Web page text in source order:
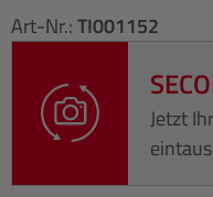
Art-Nr.:TI001152
Jetzt